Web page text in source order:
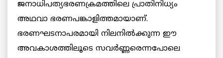
ജനാധിപത്യഭരണക്രമത്തിലെ പ്രാതിനിധ്യം
അഥവാ ഭരണപങ്കാളിത്തമായാണ്.
ഭരണഘടനാപരമായി നിലനില്‍ക്കുന്ന ഈ
അവകാശത്തിലൂടെ സവര്‍ണ്ണരെന്നപോലെ